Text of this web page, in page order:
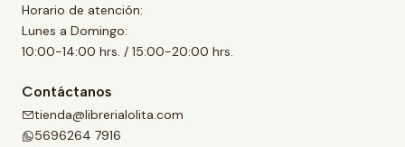
Horario de atención:
Lunes a Domingo:
10:00-14:00 hrs. / 15:00-20:00 hrs.
Contáctanos
tienda@librerialolita.com
5696264 7916